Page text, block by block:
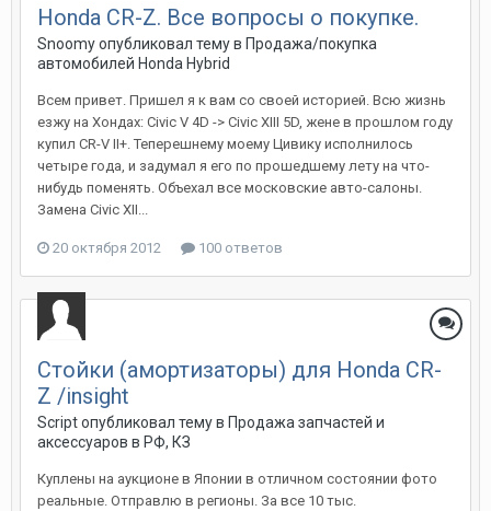
Honda CR-Z. Все вопросы о покупке.
Snoomyопубликовал тему в Продажа/покупка
автомобилей Honda Hybrid
Всем привет. Пришел я к вам со своей историей. Всю жизнь
езжу на Хондах: Civic V 4D -> Civic XIII 5D, жене в прошлом году
купил CR-V II+. Теперешнему моему Цивику исполнилось
четыре года, и задумал я его по прошедшему лету на что-
нибудь поменять. Объехал все московские авто-салоны.
Замена Civic XII...
20 октября 2012 100 ответов
Стойки (амортизаторы) для Honda CR-
Z /insight
Scriptопубликовал тему в Продажа запчастей и
аксессуаров в РФ, КЗ
Куплены на аукционе в Японии в отличном состоянии фото
реальные. Отправлю в регионы. За все 10 тыс.